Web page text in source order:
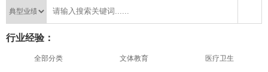
行业经验：
全部分类 文体教育 医疗卫生